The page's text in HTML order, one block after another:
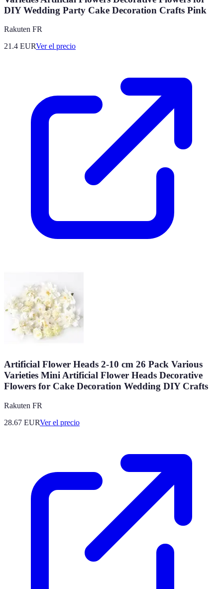
DIY Wedding Party Cake Decoration Crafts Pink
Rakuten FR
21.4 EURVer el precio
Artificial Flower Heads 2-10 cm 26 Pack Various
Varieties Mini Artificial Flower Heads Decorative
Flowers for Cake Decoration Wedding DIY Crafts
Rakuten FR
28.67 EURVer el precio